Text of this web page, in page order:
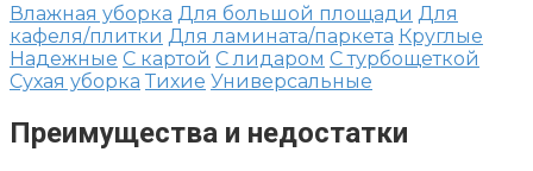
Влажная уборка Для большой площади Для
кафеля/плитки Для ламината/паркета Круглые
Надежные С картой С лидаром С турбощеткой
Сухая уборка Тихие Универсальные
Преимущества и недостатки